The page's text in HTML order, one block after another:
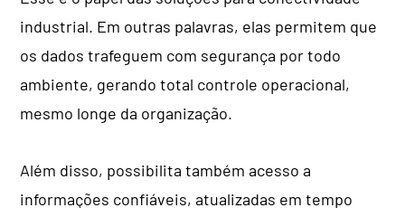
industrial. Em outras palavras, elas permitem que
os dados trafeguem com segurança por todo
ambiente, gerando total controle operacional,
mesmo longe da organização.
Além disso, possibilita também acesso a
informações confiáveis, atualizadas em tempo